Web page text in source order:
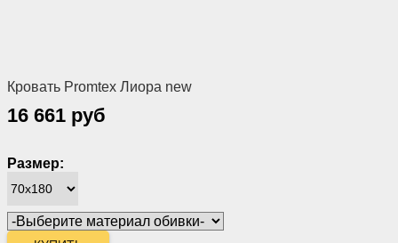
Кровать Promtex Лиора new
16 661 руб
Размер: